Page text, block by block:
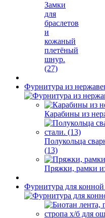
Замки
для
браслетов
и
кожаный
плетёный
шнур.
(27)
Фурнитура из
Карабины из
Полукольца
(13)
Пряжки, рамки
Фурнитура для